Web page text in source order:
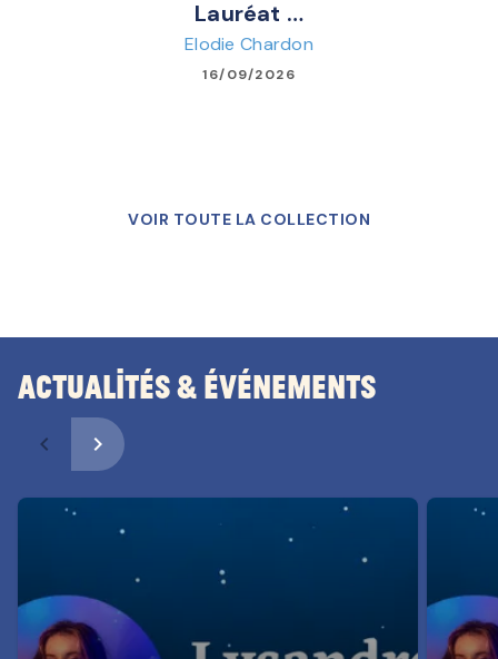
Lauréat …
Elodie Chardon
16/09/2026
VOIR TOUTE LA COLLECTION
Actualités & Événements
navigate_before navigate_next